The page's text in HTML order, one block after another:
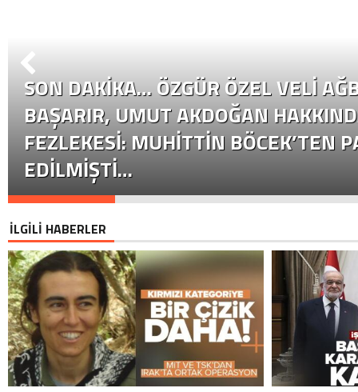
SON DAKİKA… ÖZGÜR ÖZEL VELI
BAŞARIR, UMUT AKDOĞAN
FEZLEKESI: MUHITTIN BÖCEK’TEN
EDILMIŞTI…
İLGİLİ HABERLER